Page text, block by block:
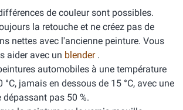
de couleur sont possibles.
la retouche et ne créez pas de
nettes avec l'ancienne peinture. Vous
aider avec un blender .
automobiles à une température
°C, jamais en dessous de 15 °C, avec une
dépassant pas 50 %.